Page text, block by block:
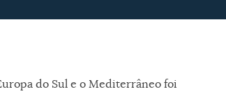
do Sul e o Mediterrâneo foi